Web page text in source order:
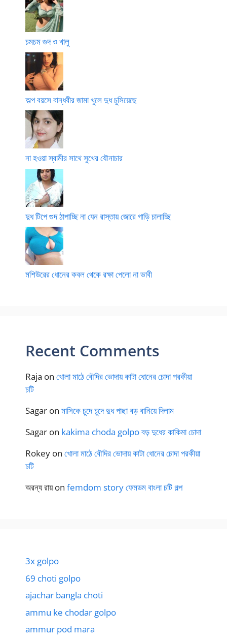
চমচম গুদ ও খালু
অল্প বয়সে বান্ধবীর জামা খুলে দুধ চুসিয়েছে
না হওয়া স্বামীর সাথে সুখের যৌনাচার
দুধ টিপে গুদ ঠাপাচ্ছি না যেন রাস্তায় জোরে গাড়ি চালাচ্ছি
মশিউরের ধোনের কবল থেকে রক্ষা পেলো না ভাবী
Recent Comments
Raja on খোলা মাঠে বৌদির ভোদায় কাটা ধোনের চোদা পরকীয়া
চটি
Sagar on মাসিকে চুদে চুদে দুধ পাছা বড় বানিয়ে দিলাম
Sagar on kakima choda golpo বড় দুধের কাকিমা চোদা
Rokey on খোলা মাঠে বৌদির ভোদায় কাটা ধোনের চোদা পরকীয়া
চটি
অরন্য রায়on femdom story ফেমডম বাংলা চটি গল্প
3x golpo
69 choti golpo
ajachar bangla choti
ammu ke chodar golpo
ammur pod mara